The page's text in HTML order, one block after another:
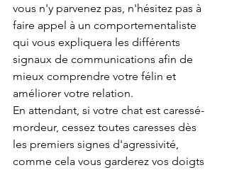
vous n'y parvenez pas, n'hésitez pas à
faire appel à un comportementaliste
qui vous expliquera les différents
signaux de communications afin de
mieux comprendre votre félin et
améliorer votre relation.
En attendant, si votre chat est caressé-
mordeur, cessez toutes caresses dès
les premiers signes d'agressivité,
comme cela vous garderez vos doigts